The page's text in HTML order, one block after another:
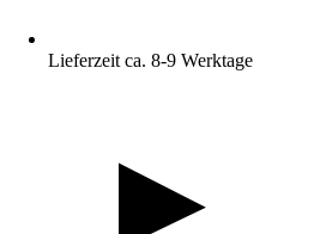
Lieferzeit ca. 8-9 Werktage